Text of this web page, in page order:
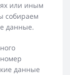
или иным
собираем
данные.
данные